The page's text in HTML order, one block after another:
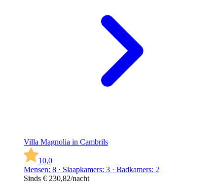
Villa Magnolia in Cambrils
10,0
Mensen: 8 · Slaapkamers: 3 · Badkamers: 2
Sinds € 230,82/nacht